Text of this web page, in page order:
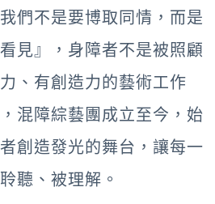
們不是要博取同情，而是
見』，身障者不是被照顧
、有創造力的藝術工作
混障綜藝團成立至今，始
創造發光的舞台，讓每一
聽、被理解。